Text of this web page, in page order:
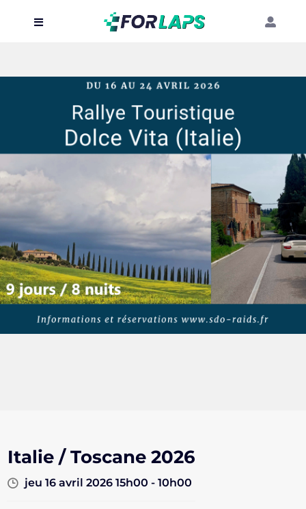
Organisateur
Italie / Toscane 2026
jeu 16 avril 2026 15h00 - 10h00